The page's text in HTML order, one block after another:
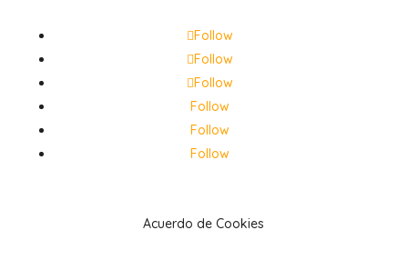
Follow
Follow
Follow
Follow
Follow
Follow
Acuerdo de Cookies